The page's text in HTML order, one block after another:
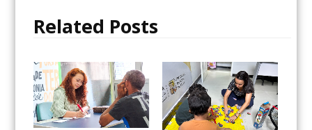
k
i
a
r
Related Posts